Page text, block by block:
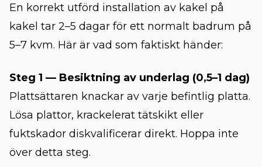
En korrekt utförd installation av kakel på
kakel tar 2–5 dagar för ett normalt badrum på
5–7 kvm. Här är vad som faktiskt händer:
Steg 1 — Besiktning av underlag (0,5–1 dag)
Plattsättaren knackar av varje befintlig platta.
Lösa plattor, krackelerat tätskikt eller
fuktskador diskvalificerar direkt. Hoppa inte
över detta steg.